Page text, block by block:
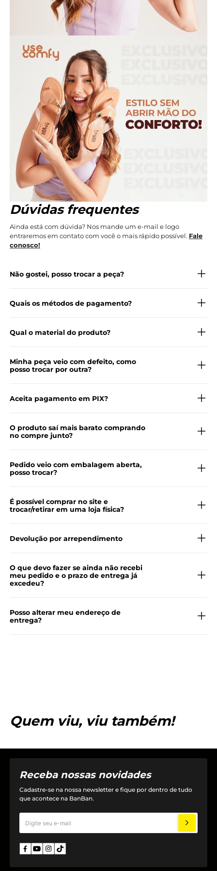
Dúvidas frequentes
Ainda está com dúvida? Nos mande um e-mail e logo
entraremos em contato com você o mais rápido possível. Fale
conosco!
Não gostei, posso trocar a peça?
Quais os métodos de pagamento?
Qual o material do produto?
Minha peça veio com defeito, como
posso trocar por outra?
Aceita pagamento em PIX?
O produto saí mais barato comprando
no compre junto?
Pedido veio com embalagem aberta,
posso trocar?
É possível comprar no site e
trocar/retirar em uma loja física?
Devolução por arrependimento
O que devo fazer se ainda não recebi
meu pedido e o prazo de entrega já
excedeu?
Posso alterar meu endereço de
entrega?
Quem viu, viu também!
Receba nossas novidades
Cadastre-se na nossa newsletter e fique por dentro de tudo
que acontece na BanBan.